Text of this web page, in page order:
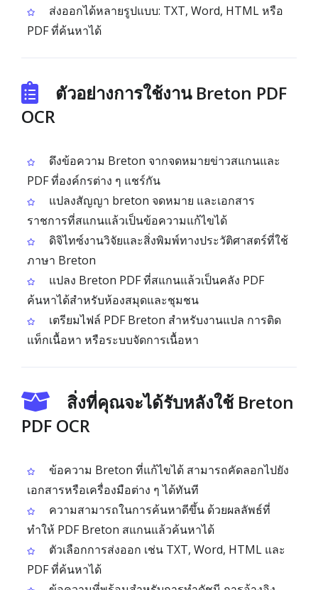
ส่งออกได้หลายรูปแบบ: TXT, Word, HTML หรือ
PDF ที่ค้นหาได้
ตัวอย่างการใช้งาน Breton PDF
OCR
ดึงข้อความ Breton จากจดหมายข่าวสแกนและ
PDF ที่องค์กรต่าง ๆ แชร์กัน
แปลงสัญญา breton จดหมาย และเอกสาร
ราชการที่สแกนแล้วเป็นข้อความแก้ไขได้
ดิจิไทซ์งานวิจัยและสิ่งพิมพ์ทางประวัติศาสตร์ที่ใช้
ภาษา Breton
แปลง Breton PDF ที่สแกนแล้วเป็นคลัง PDF
ค้นหาได้สำหรับห้องสมุดและชุมชน
เตรียมไฟล์ PDF Breton สำหรับงานแปล การติด
แท็กเนื้อหา หรือระบบจัดการเนื้อหา
สิ่งที่คุณจะได้รับหลังใช้ Breton
PDF OCR
ข้อความ Breton ที่แก้ไขได้ สามารถคัดลอกไปยัง
เอกสารหรือเครื่องมือต่าง ๆ ได้ทันที
ความสามารถในการค้นหาดีขึ้น ด้วยผลลัพธ์ที่
ทำให้ PDF Breton สแกนแล้วค้นหาได้
ตัวเลือกการส่งออก เช่น TXT, Word, HTML และ
PDF ที่ค้นหาได้